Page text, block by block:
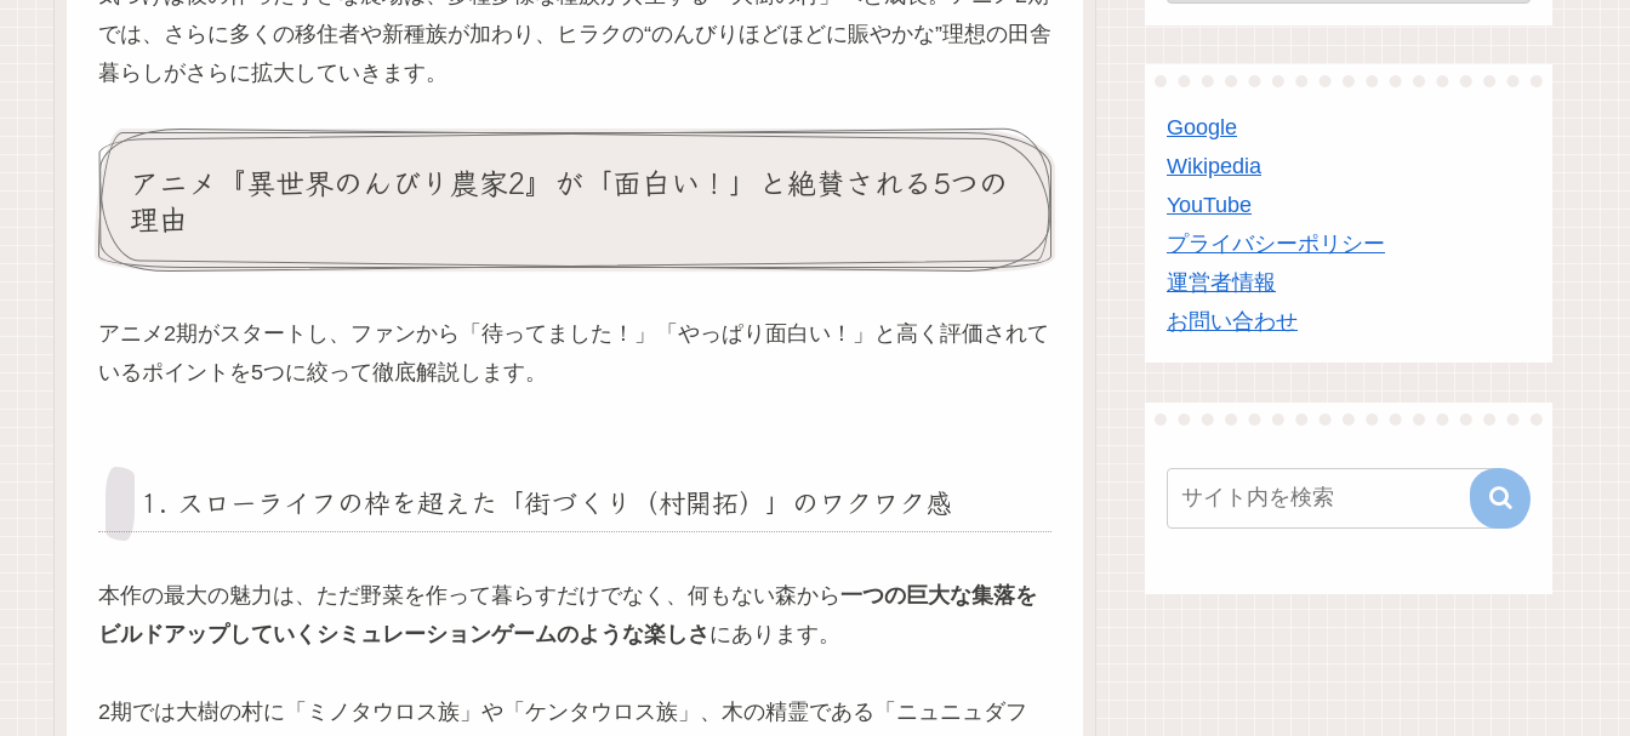
では、さらに多くの移住者や新種族が加わり、ヒラクの“のんびりほどほどに賑やかな”理想の田舎
暮らしがさらに拡大していきます。
アニメ『異世界のんびり農家2』が「面白い！」と絶賛される5つの
理由
アニメ2期がスタートし、ファンから「待ってました！」「やっぱり面白い！」と高く評価されて
いるポイントを5つに絞って徹底解説します。
1. スローライフの枠を超えた「街づくり（村開拓）」のワクワク感
本作の最大の魅力は、ただ野菜を作って暮らすだけでなく、何もない森から一つの巨大な集落を
ビルドアップしていくシミュレーションゲームのような楽しさ にあります。
2期では大樹の村に「ミノタウロス族」や「ケンタウロス族」、木の精霊である「ニュニュダフ
Google
Wikipedia
YouTube
プライバシーポリシー
運営者情報
お問い合わせ